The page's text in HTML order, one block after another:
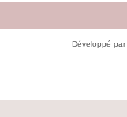
Développé par